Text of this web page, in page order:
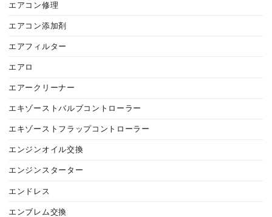
エアコン修理
エアコン添加剤
エアフィルター
エアロ
エアークリーナー
エキゾーストバルブコントローラー
エキゾーストフラップコントローラー
エンジンオイル交換
エンジンスターター
エンドレス
エンブレム交換